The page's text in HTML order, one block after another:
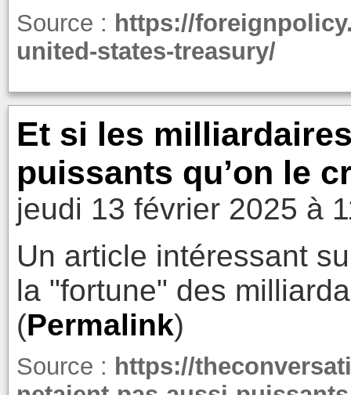
Source : https://
united-states-treasury/
Et si les
puissants qu’on le
jeudi 13 février 2025 à
Un article intéressant
la "fortune" des
(Permalink)
Source : https://